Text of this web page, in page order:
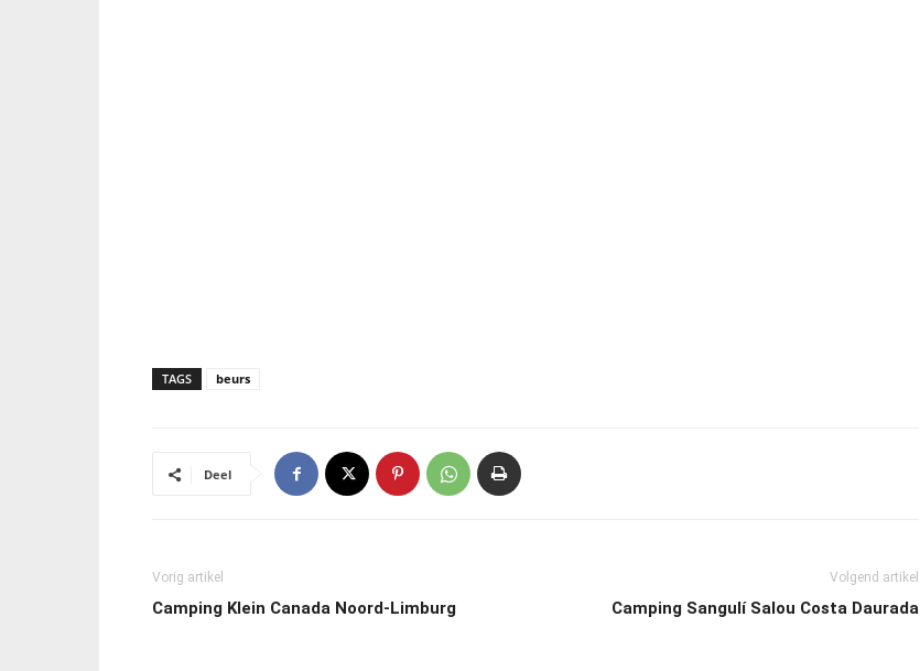
TAGS beurs
Deel
Vorig artikel
Camping Klein Canada Noord-Limburg
Volgend artikel
Camping Sangulí Salou Costa Daurada